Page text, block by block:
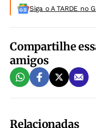
Siga o A TARDE no
Compartilhe
amigos
Relacionadas